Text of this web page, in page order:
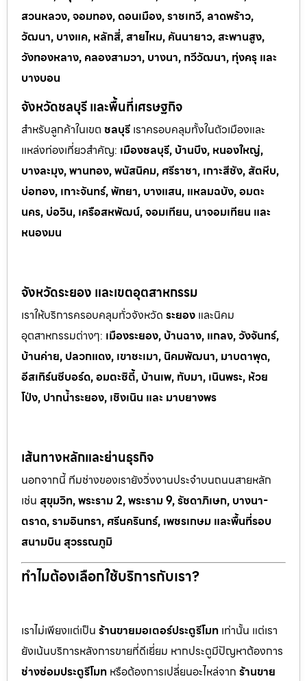
สวนหลวง, จอมทอง, ดอนเมือง, ราชเทวี, ลาดพร้าว,
วัฒนา, บางแค, หลักสี่, สายไหม, คันนายาว, สะพานสูง,
วังทองหลาง, คลองสามวา, บางนา, ทวีวัฒนา, ทุ่งครุ และ
บางบอน
จังหวัดชลบุรี และพื้นที่เศรษฐกิจ
สำหรับลูกค้าในเขต ชลบุรี เราครอบคลุมทั้งในตัวเมืองและ
แหล่งท่องเที่ยวสำคัญ: เมืองชลบุรี, บ้านบึง, หนองใหญ่,
บางละมุง, พานทอง, พนัสนิคม, ศรีราชา, เกาะสีชัง, สัตหีบ,
บ่อทอง, เกาะจันทร์, พัทยา, บางแสน, แหลมฉบัง, อมตะ
นคร, บ่อวิน, เครือสหพัฒน์, จอมเทียน, นาจอมเทียน และ
หนองมน
จังหวัดระยอง และเขตอุตสาหกรรม
เราให้บริการครอบคลุมทั่วจังหวัด ระยอง และนิคม
อุตสาหกรรมต่างๆ: เมืองระยอง, บ้านฉาง, แกลง, วังจันทร์,
บ้านค่าย, ปลวกแดง, เขาชะเมา, นิคมพัฒนา, มาบตาพุด,
อีสเทิร์นซีบอร์ด, อมตะซิตี้, บ้านเพ, ทับมา, เนินพระ, ห้วย
โป่ง, ปากน้ำระยอง, เชิงเนิน และ มาบยางพร
เส้นทางหลักและย่านธุรกิจ
นอกจากนี้ ทีมช่างของเรายังวิ่งงานประจำบนถนนสายหลัก
เช่น สุขุมวิท, พระราม 2, พระราม 9, รัชดาภิเษก, บางนา-
ตราด, รามอินทรา, ศรีนครินทร์, เพชรเกษม และพื้นที่รอบ
สนามบิน สุวรรณภูมิ
ทำไมต้องเลือกใช้บริการกับเรา?
เราไม่เพียงแต่เป็น ร้านขายมอเตอร์ประตูรีโมท เท่านั้น แต่เรา
ยังเน้นบริการหลังการขายที่ดีเยี่ยม หากประตูมีปัญหาต้องการ
ช่างซ่อมประตูรีโมท หรือต้องการเปลี่ยนอะไหล่จาก ร้านขาย